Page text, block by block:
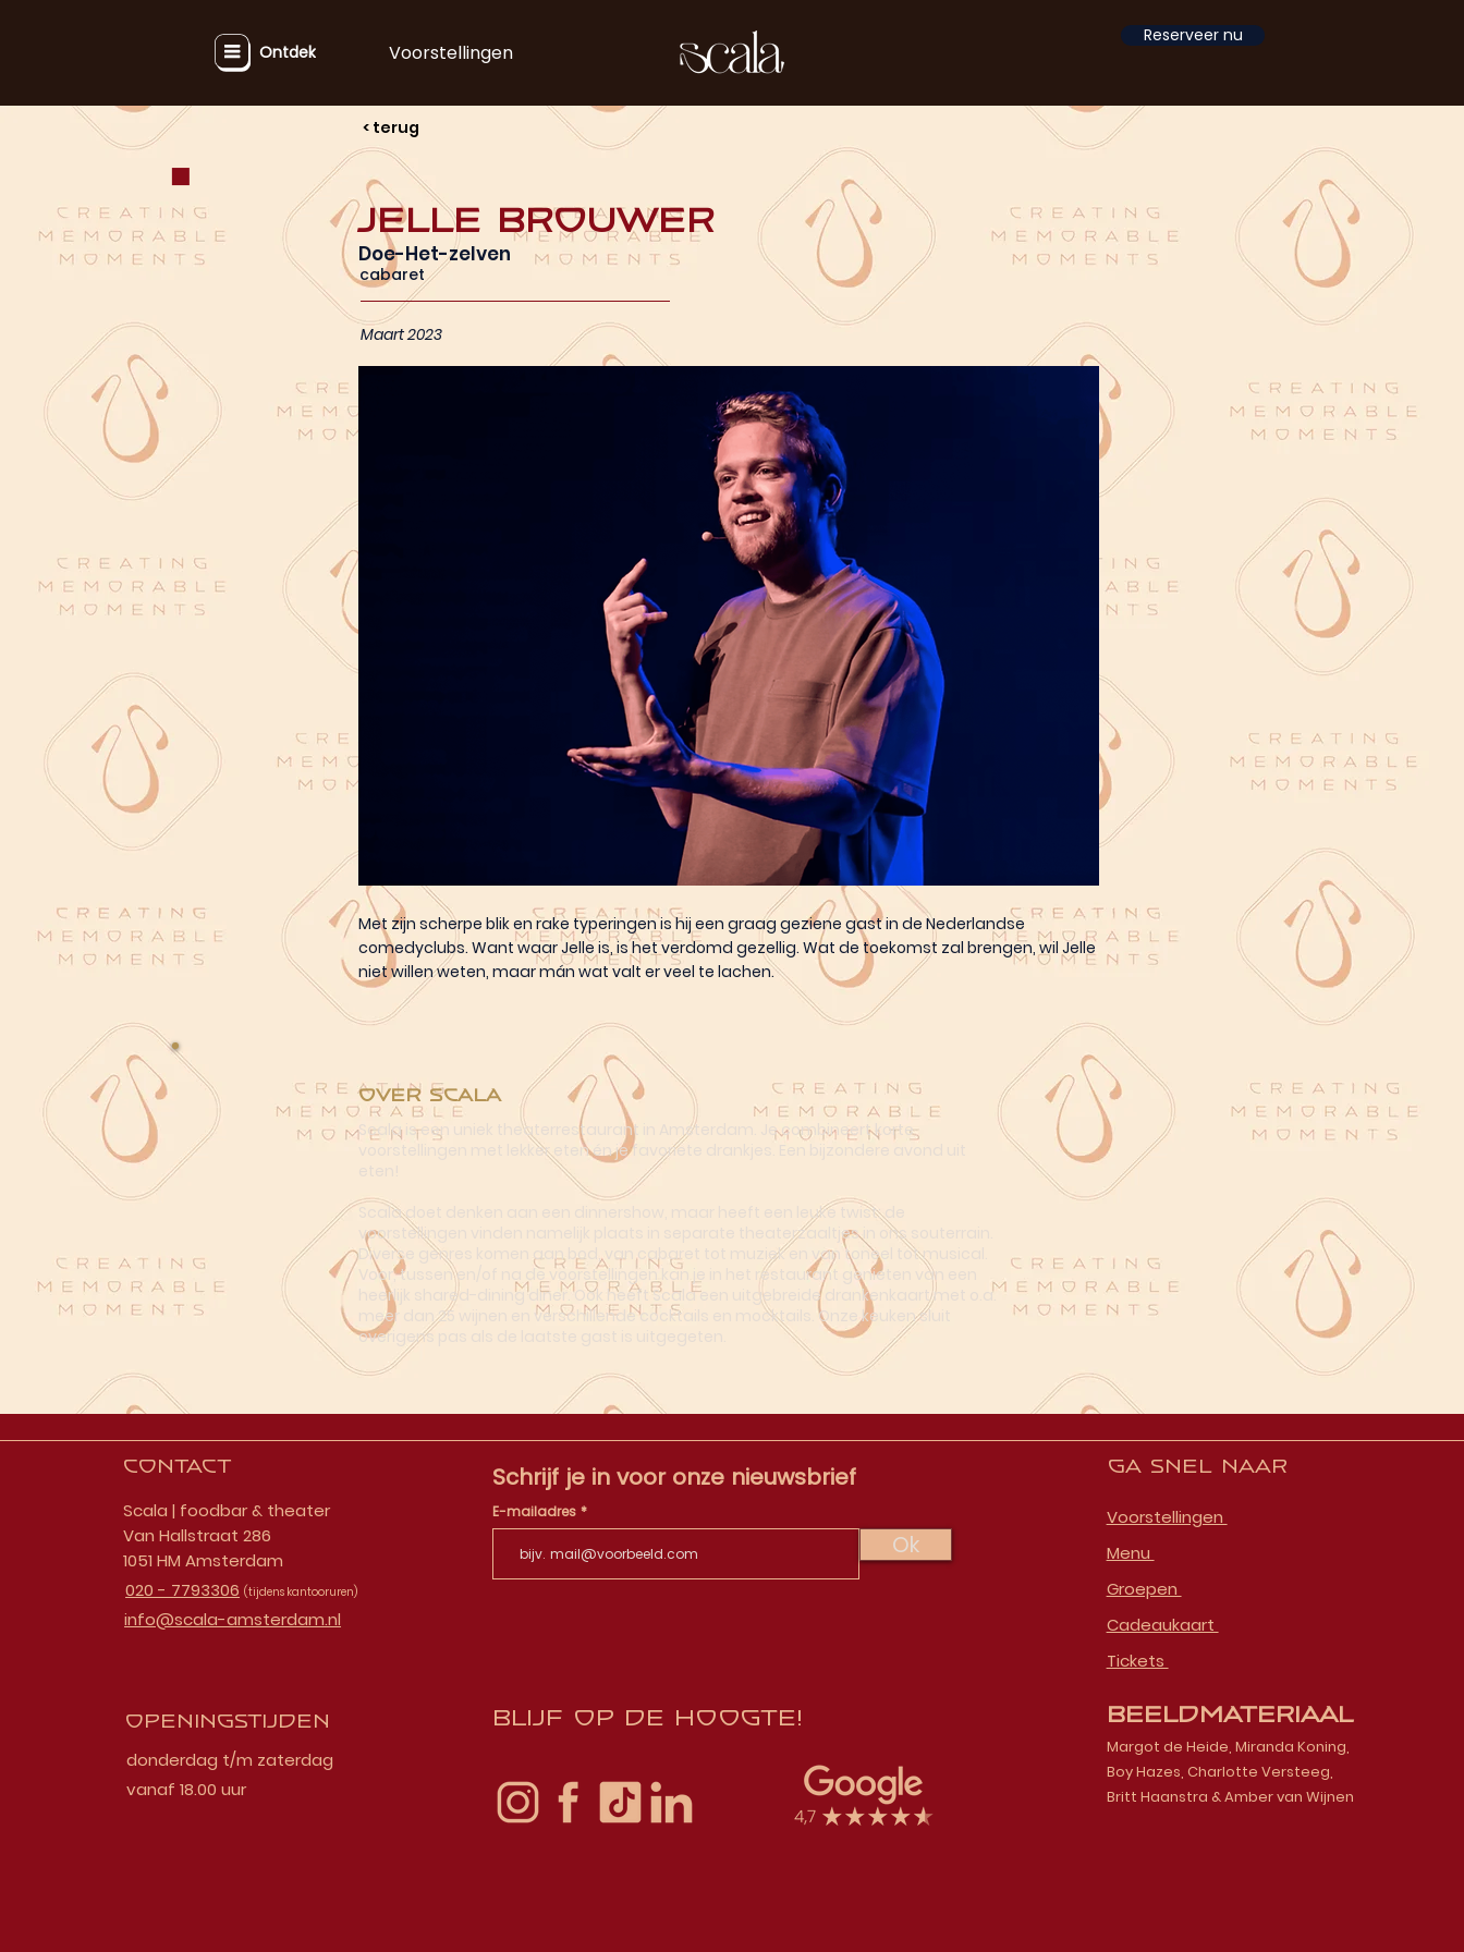
Ontdek Voorstellingen
Reserveer nu
< terug
cabaret
Jelle Brouwer
Doe-Het-zelven
Maart 2023
Met zijn scherpe blik en rake typeringen is hij een graag geziene gast in de Nederlandse
comedyclubs. Want waar Jelle is, is het verdomd gezellig. Wat de toekomst zal brengen, wil Jelle
niet willen weten, maar mán wat valt er veel te lachen.
Over Scala
Scala is een uniek theaterrestaurant in Amsterdam. Je combineert korte
voorstellingen met lekker eten én je favoriete drankjes. Een bijzondere avond uit
Scala doet denken aan een dinnershow, maar heeft een leuke twist: de
voorstellingen vinden namelijk plaats in separate theaterzaaltjes in ons souterrain.
Diverse genres komen aan bod, van cabaret tot muziek en van toneel tot musical.
Voor, tussen en/of na de voorstellingen kan je in het restaurant genieten van een
heerlijk shared-dining diner. Ook heeft Scala een uitgebreide drankenkaart met o.a.
meer dan 25 wijnen en verschillende cocktails en mocktails. Onze keuken sluit
overigens pas als de laatste gast is uitgegeten.
Contact
Scala | foodbar & theater
Van Hallstraat 286
1051 HM Amsterdam
020 - 7793306 (tijdens kantooruren)
info@scala-amsterdam.nl
Openingstijden
donderdag t/m zaterdag
vanaf 18.00 uur
Schrijf je in voor onze nieuwsbrief
E-mailadres
Ok
Blijf op de hoogte!
Ga snel naar
Voorstellingen
Menu
Groepen
Cadeaukaart
Tickets
Beeldmateriaal
Margot de Heide, Miranda Koning,
Boy Hazes, Charlotte Versteeg,
Britt Haanstra & Amber van Wijnen